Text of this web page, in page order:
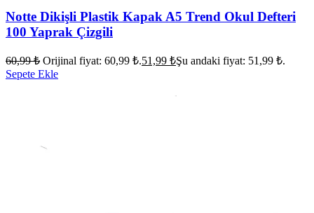
Notte Dikişli Plastik Kapak A5 Trend Okul Defteri
100 Yaprak Çizgili
60,99₺ Orijinal fiyat: 60,99 ₺.51,99 ₺Şu andaki fiyat: 51,99 ₺.
Sepete Ekle